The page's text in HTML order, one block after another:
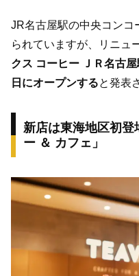
JR名古屋駅の中央コンコ
られていますが、リニュ
クス コーヒー ＪＲ名古
日にオープンすると発表
新店は東海地区初登
ー ＆ カフェ」